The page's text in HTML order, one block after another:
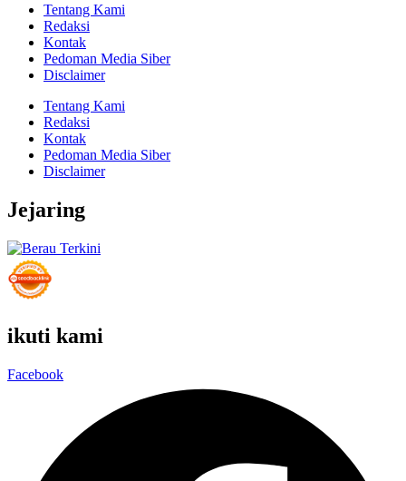
Tentang Kami
Redaksi
Kontak
Pedoman Media Siber
Disclaimer
Tentang Kami
Redaksi
Kontak
Pedoman Media Siber
Disclaimer
Jejaring
ikuti kami
Facebook